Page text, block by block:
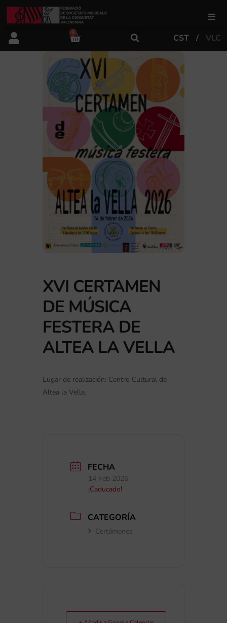
FSMCV
Áreas de gestión
Área educativa
Área artística
0
CST VLC
XVI CERTAMEN
DE MÚSICA
FESTERA DE
ALTEA LA VELLA
Lugar de realización: Centro Cultural de
Altea la Vella.
FECHA
14 Feb 2026
¡Caducado!
CATEGORÍA
Certámenes